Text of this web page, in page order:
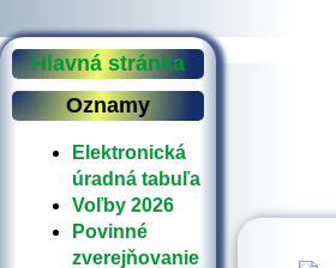
Hlavná stránka
Oznamy
Elektronická
úradná tabuľa
Voľby 2026
Povinné
zverejňovanie